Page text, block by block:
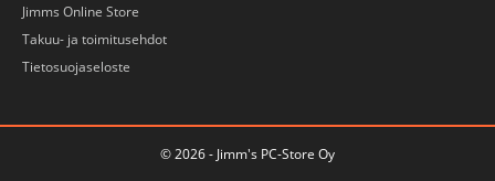
Jimms Online Store
Takuu- ja toimitusehdot
Tietosuojaseloste
© 2026 - Jimm's PC-Store Oy